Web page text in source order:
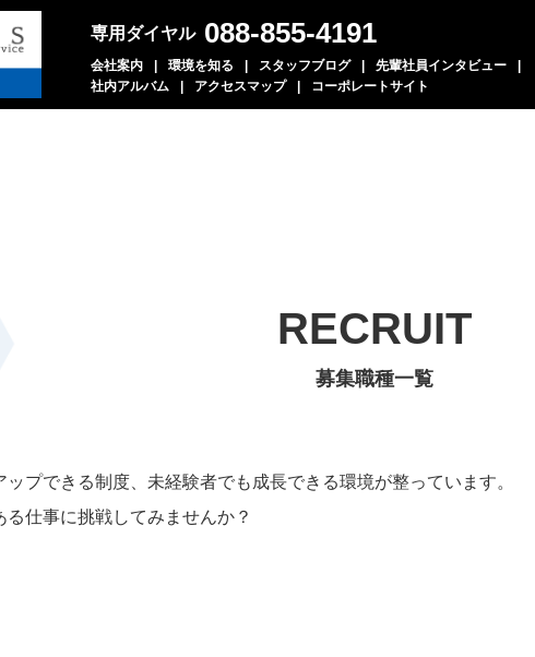
専用ダイヤル 088-855-4191
会社案内 環境を知る スタッフブログ
先輩社員インタビュー
社内アルバム
アクセスマップ コーポレートサイト
RECRUIT
募集職種一覧
プできる制度、未経験者でも成長できる環境が整っています。
仕事に挑戦してみませんか？